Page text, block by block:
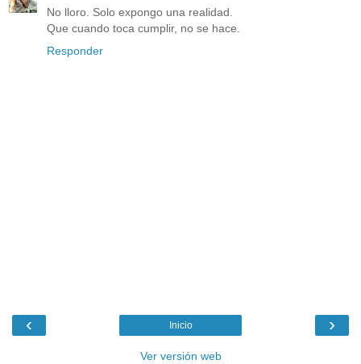
No lloro. Solo expongo una realidad.
Que cuando toca cumplir, no se hace.
Responder
‹ ›
Inicio
Ver versión web